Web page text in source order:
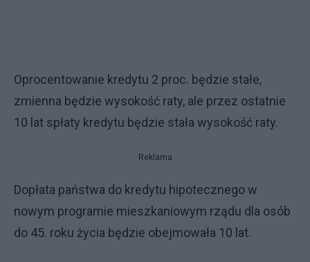
Oprocentowanie kredytu 2 proc. będzie stałe,
zmienna będzie wysokość raty, ale przez ostatnie
10 lat spłaty kredytu będzie stała wysokość raty.
Reklama
Dopłata państwa do kredytu hipotecznego w
nowym programie mieszkaniowym rządu dla osób
do 45. roku życia będzie obejmowała 10 lat.